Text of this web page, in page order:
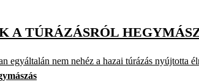
A TÚRÁZÁSRÓL
egyáltalán nem nehéz a hazai túrázás nyújtotta